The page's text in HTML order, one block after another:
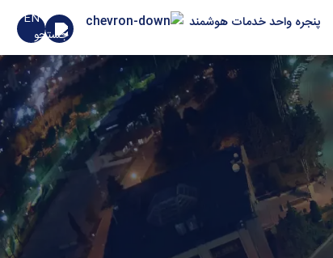
پنجره واحد خدمات هوشمند
EN